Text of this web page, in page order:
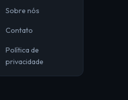
Sobre nós
Contato
Política de
privacidade